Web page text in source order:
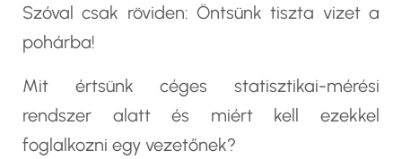
Szóval csak röviden: Öntsünk tiszta vizet a
pohárba!
Mit értsünk céges statisztikai-mérési
rendszer alatt és miért kell ezekkel
foglalkozni egy vezetőnek?